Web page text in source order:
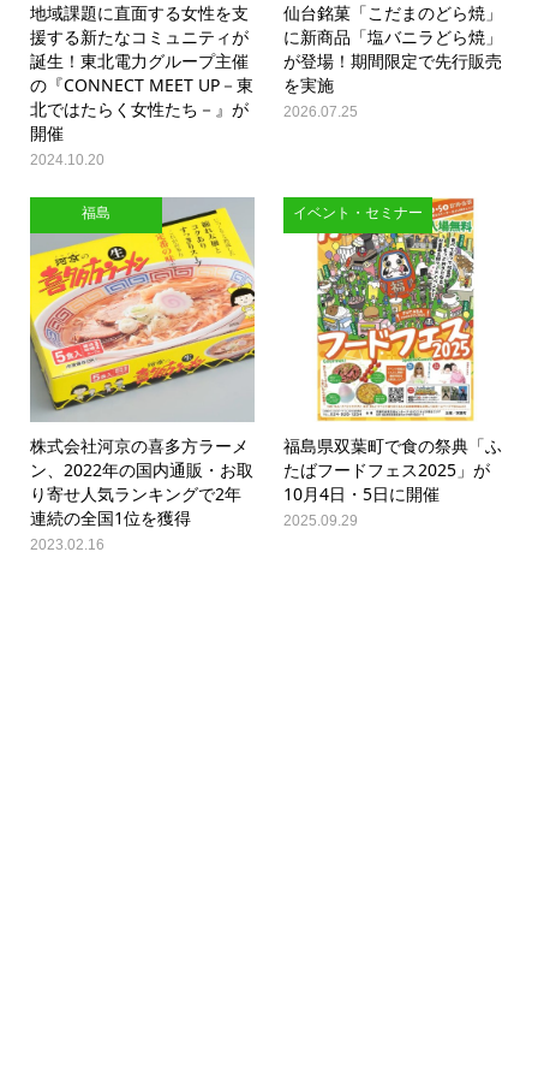
地域課題に直面する女性を支
援する新たなコミュニティが
誕生！東北電力グループ主催
の『CONNECT MEET UP－東
北ではたらく女性たち－』が
開催
2024.10.20
仙台銘菓「こだまのどら焼」
に新商品「塩バニラどら焼」
が登場！期間限定で先行販売
を実施
2026.07.25
福島
株式会社河京の喜多方ラーメ
ン、2022年の国内通販・お取
り寄せ人気ランキングで2年
連続の全国1位を獲得
2023.02.16
イベント・セミナー
福島県双葉町で食の祭典「ふ
たばフードフェス2025」が
10月4日・5日に開催
2025.09.29